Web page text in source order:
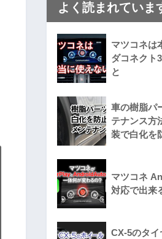
よく読まれていま
マツコネは
ダコネクト
と
車の樹脂パ
テナンス方
装で白化を
マツコネ
対応で出来
CX-5のタ